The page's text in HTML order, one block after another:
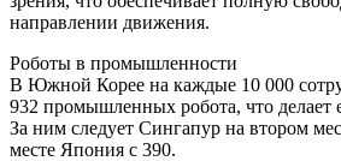
направлении движения.
Роботы в промышленности
В Южной Корее на каждые 10 000
932 промышленных робота, что
За ним следует Сингапур на втором
месте Япония с 390.